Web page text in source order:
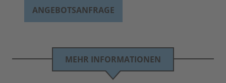
ANGEBOTSANFRAGE
MEHR INFORMATIONEN